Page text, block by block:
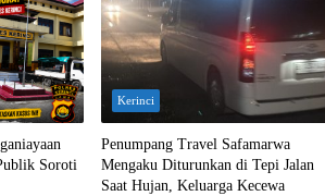
Soroti
Kerinci
Penumpang Travel Safamarwa
Mengaku Diturunkan di Tepi Jalan
Saat Hujan, Keluarga Kecewa